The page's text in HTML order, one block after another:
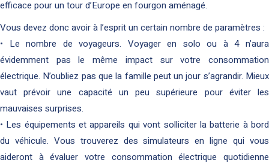
efficace pour un tour d’Europe en fourgon aménagé.
Vous devez donc avoir à l’esprit un certain nombre de paramètres :
• Le nombre de voyageurs. Voyager en solo ou à 4 n’aura
évidemment pas le même impact sur votre consommation
électrique. N’oubliez pas que la famille peut un jour s’agrandir. Mieux
vaut prévoir une capacité un peu supérieure pour éviter les
mauvaises surprises.
• Les équipements et appareils qui vont solliciter la batterie à bord
du véhicule. Vous trouverez des simulateurs en ligne qui vous
aideront à évaluer votre consommation électrique quotidienne